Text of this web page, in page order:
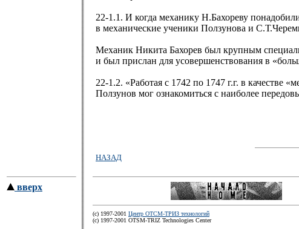
22-1.1. И когда механику Н.Бахореву
в механические ученики Ползунова и
Механик Никита Бахорев был крупным
и был прислан для усовершенствования в
22-1.2. «Работая с 1742 по 1747 г.г. в качестве
Ползунов мог ознакомиться с наиболее
НАЗАД
вверх
(c) 1997-2001 Центр ОТСМ-ТРИЗ технологий
(с) 1997-2001 OTSM-TRIZ Technologies Center